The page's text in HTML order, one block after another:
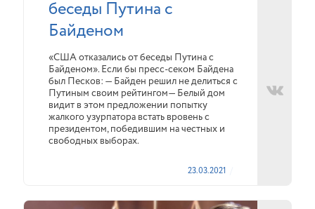
беседы Путина с
Байденом
«США отказались от беседы Путина с
Байденом». Если бы пресс-секом Байдена
был Песков: — Байден решил не делиться с
Путиным своим рейтингом— Белый дом
видит в этом предложении попытку
жалкого узурпатора встать вровень с
президентом, победившим на честных и
свободных выборах.
23.03.2021